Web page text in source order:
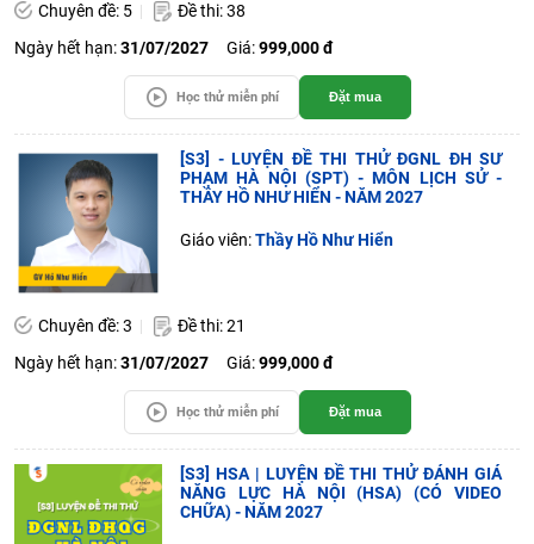
Chuyên đề: 5
Đề thi: 38
Ngày hết hạn:31/07/2027 Giá:999,000 đ
Học thử miễn phí Đặt mua
[S3] - LUYỆN ĐỀ THI THỬ ĐGNL ĐH SƯ
PHẠM HÀ NỘI (SPT) - MÔN LỊCH SỬ -
THẦY HỒ NHƯ HIỂN - NĂM 2027
Giáo viên:Thầy Hồ Như Hiển
Chuyên đề: 3
Đề thi: 21
Ngày hết hạn:31/07/2027 Giá:999,000 đ
Học thử miễn phí Đặt mua
[S3] HSA | LUYỆN ĐỀ THI THỬ ĐÁNH GIÁ
NĂNG LỰC HÀ NỘI (HSA) (CÓ VIDEO
CHỮA) - NĂM 2027